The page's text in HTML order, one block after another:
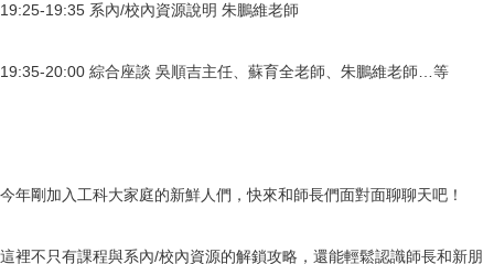
19:25-19:35 系內/校內資源說明 朱鵬維老師
19:35-20:00 綜合座談 吳順吉主任、蘇育全老師、朱鵬維老師…等
今年剛加入工科大家庭的新鮮人們，快來和師長們面對面聊聊天吧！
這裡不只有課程與系內/校內資源的解鎖攻略，還能輕鬆認識師長和新朋